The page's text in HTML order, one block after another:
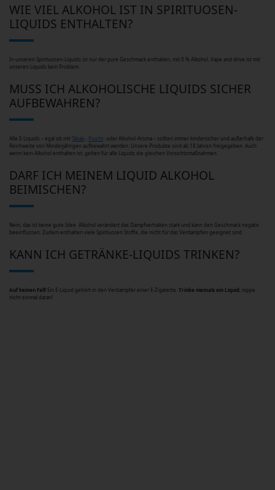
WIE VIEL ALKOHOL IST IN SPIRITUOSEN-
LIQUIDS ENTHALTEN?
In unseren Spirituosen-Liquids ist nur der pure Geschmack enthalten, mit 0 % Alkohol. Vape and drive ist mit
unseren Liquids kein Problem.
MUSS ICH ALKOHOLISCHE LIQUIDS SICHER
AUFBEWAHREN?
Alle E-Liquids – egal ob mit Tabak-, Frucht- oder Alkohol-Aroma – sollten immer kindersicher und außerhalb der
Reichweite von Minderjährigen aufbewahrt werden. Unsere Produkte sind ab 18 Jahren freigegeben. Auch
wenn kein Alkohol enthalten ist, gelten für alle Liquids die gleichen Vorsichtsmaßnahmen.
DARF ICH MEINEM LIQUID ALKOHOL
BEIMISCHEN?
Nein, das ist keine gute Idee. Alkohol verändert das Dampfverhalten stark und kann den Geschmack negativ
beeinflussen. Zudem enthalten viele Spirituosen Stoffe, die nicht für das Verdampfen geeignet sind.
KANN ICH GETRÄNKE-LIQUIDS TRINKEN?
Auf keinen Fall! Ein E-Liquid gehört in den Verdampfer einer E-Zigarette. Trinke niemals ein Liquid , nippe
nicht einmal daran!